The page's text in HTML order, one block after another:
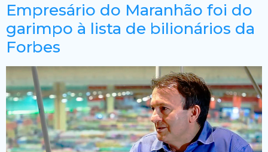
Empresário do Maranhão foi do
garimpo à lista de bilionários da
Forbes